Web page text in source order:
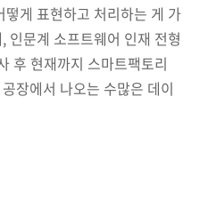
게 표현하고 처리하는 게 가
인문계 소프트웨어 인재 전형
후 현재까지 스마트팩토리
장에서 나오는 수많은 데이